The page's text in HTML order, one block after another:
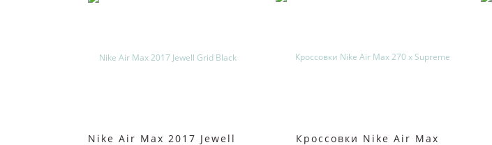
Nike Air Max 2017 Jewell Кроссовки Nike Air Max